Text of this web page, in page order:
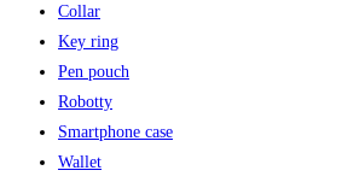
Collar
Key ring
Pen pouch
Robotty
Smartphone case
Wallet